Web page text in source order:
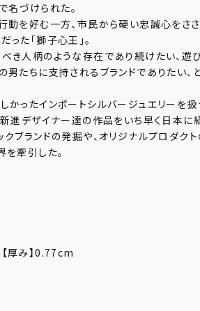
づけられた。
動を好む一方、市民から硬い忠誠心をさ
た「獅子心王」。
き人柄のような存在であり続けたい、遊
男たちに支持されるブランドでありたい、
かったインポートシルバージュエリーを扱
新進デザイナー達の作品をいち早く日本に
クブランドの発掘や、オリジナルプロダクト
を牽引した。
厚み】0.77cm